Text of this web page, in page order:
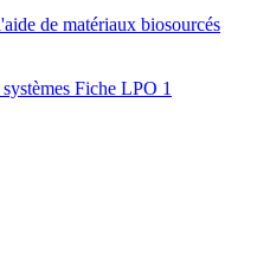
de matériaux biosourcés
Fiche LPO 1